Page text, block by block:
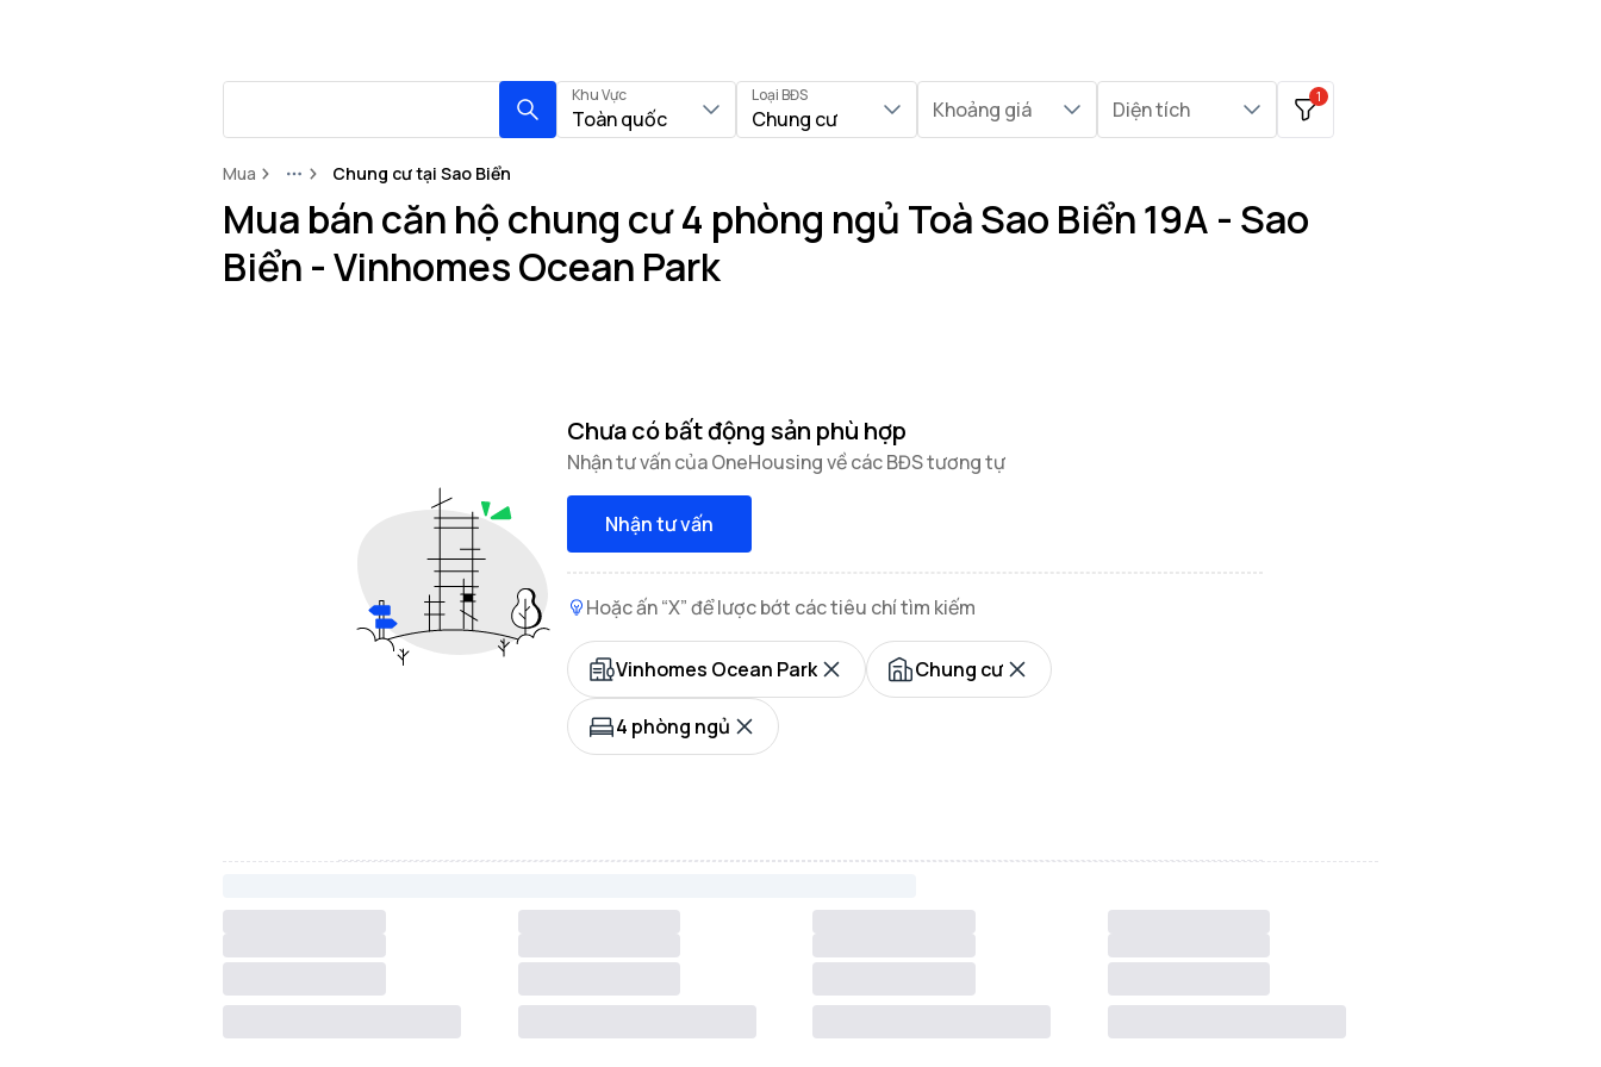
Khu Vực
Toàn quốc
Loại BĐS
Chung cư Khoảng giá Diện tích
1
Mua MoreChung cư tại Sao Biển
Mua bán căn hộ chung cư 4 phòng ngủ Toà Sao Biển 19A - Sao
Biển - Vinhomes Ocean Park
Chưa có bất động sản phù hợp
Nhận tư vấn của OneHousing về các BĐS tương tự
Nhận tư vấn
Hoặc ấn “X” để lược bớt các tiêu chí tìm kiếm
Vinhomes Ocean Park Chung cư
4 phòng ngủ